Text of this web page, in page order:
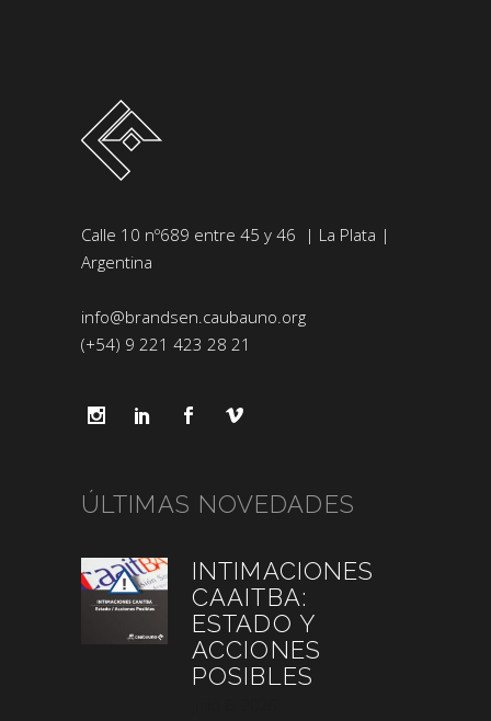
Calle 10 nº689 entre 45 y 46 | La Plata |
Argentina
info@brandsen.caubauno.org
(+54) 9 221 423 28 21
ÚLTIMAS NOVEDADES
INTIMACIONES
CAAITBA:
ESTADO Y
ACCIONES
POSIBLES